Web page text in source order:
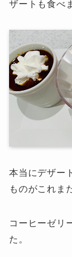
ザートも食べ
本当にデザー
ものがこれま
コーヒーゼリ
た。